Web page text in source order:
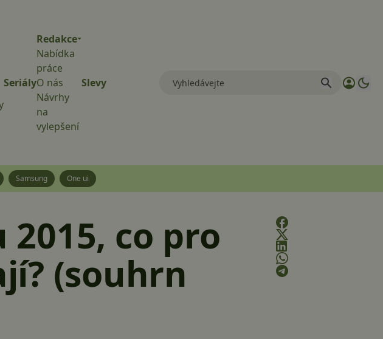
Seriály
Redakce
Nabídka
práce
O nás
Návrhy
na
vylepšení
Slevy
Samsung One ui
co pro
(souhrn